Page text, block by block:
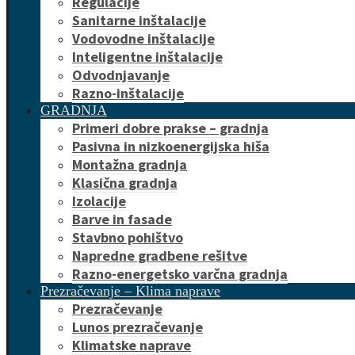
Sanitarne inštalacije
Vodovodne inštalacije
Inteligentne inštalacije
Odvodnjavanje
Razno-inštalacije
GRADNJA
Primeri dobre prakse – gradnja
Pasivna in nizkoenergijska hiša
Montažna gradnja
Klasična gradnja
Izolacije
Barve in fasade
Stavbno pohištvo
Napredne gradbene rešitve
Razno-energetsko varčna gradnja
Prezračevanje – Klima naprave
Prezračevanje
Lunos prezračevanje
Klimatske naprave